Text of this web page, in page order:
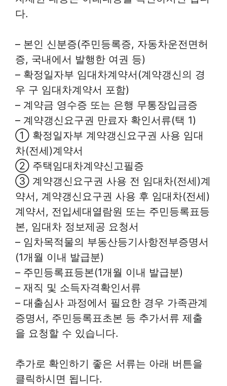
다.
– 본인 신분증(주민등록증, 자동차운전면허
증, 국내에서 발행한 여권 등)
– 확정일자부 임대차계약서(계약갱신의 경
우 구 임대차계약서 포함)
– 계약금 영수증 또는 은행 무통장입금증
– 계약갱신요구권 만료자 확인서류(택 1)
① 확정일자부 계약갱신요구권 사용 임대
차(전세)계약서
② 주택임대차계약신고필증
③ 계약갱신요구권 사용 전 임대차(전세)계
약서, 계약갱신요구권 사용 후 임대차(전세)
계약서, 전입세대열람원 또는 주민등록표등
본, 임대차 정보제공 요청서
– 임차목적물의 부동산등기사항전부증명서
(1개월 이내 발급분)
– 주민등록표등본(1개월 이내 발급분)
– 재직 및 소득자격확인서류
– 대출심사 과정에서 필요한 경우 가족관계
증명서, 주민등록표초본 등 추가서류 제출
을 요청할 수 있습니다.
추가로 확인하기 좋은 서류는 아래 버튼을
클릭하시면 됩니다.